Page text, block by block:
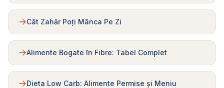
Cât Zahăr Poți Mânca Pe Zi
Alimente Bogate în Fibre: Tabel Complet
Dieta Low Carb: Alimente Permise și Meniu